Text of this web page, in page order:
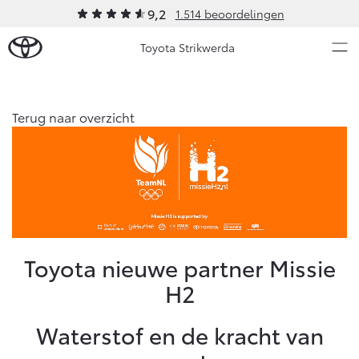
9,2 1.514 beoordelingen
Toyota Strikwerda
Strikwerda Private Lease
Contact en Route
Vacatures
Klantbeoordelingen
Vanaf € 23.750,-
HYBRIDE
Vanaf € 27.195,-
Diensten
Terug naar overzicht
Toyota nieuwe partner Missie
H2
Waterstof en de kracht van